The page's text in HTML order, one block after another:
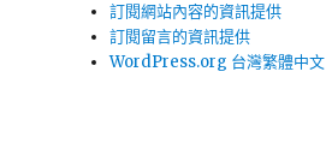
訂閱網站內容的資訊提供
訂閱留言的資訊提供
WordPress.org 台灣繁體中文